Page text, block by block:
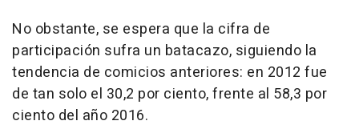
No obstante, se espera que la cifra de
participación sufra un batacazo, siguiendo la
tendencia de comicios anteriores: en 2012 fue
de tan solo el 30,2 por ciento, frente al 58,3 por
ciento del año 2016.